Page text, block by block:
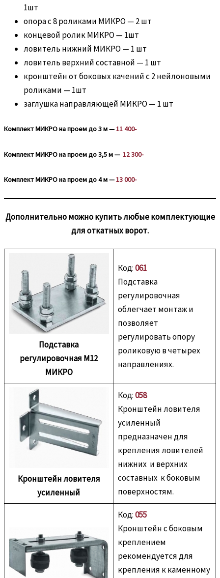
1шт
опора с 8 роликами МИКРО — 2 шт
концевой ролик МИКРО — 1шт
ловитель нижний МИКРО — 1 шт
ловитель верхний составной — 1 шт
кронштейн от боковых качений с 2 нейлоновыми
роликами — 1шт
заглушка направляющей МИКРО — 1 шт
Комплект МИКРО на проем до 3 м —11 400-
Комплект МИКРО на проем до 3,5 м — 12 300-
Комплект МИКРО на проем до 4 м —13 000-
Дополнительно можно купить любые комплектующие
для откатных ворот.
Подставка
регулировочная М12
МИКРО
Код:061
Подставка
регулировочная
облегчает монтаж и
позволяет
регулировать опору
роликовую в четырех
направлениях.
Кронштейн ловителя
усиленный
Код:058
Кронштейн ловителя
усиленный
предназначен для
крепления ловителей
нижних и верхних
составных к боковым
поверхностям.
Код:055
Кронштейн с боковым
креплением
рекомендуется для
крепления к каменному